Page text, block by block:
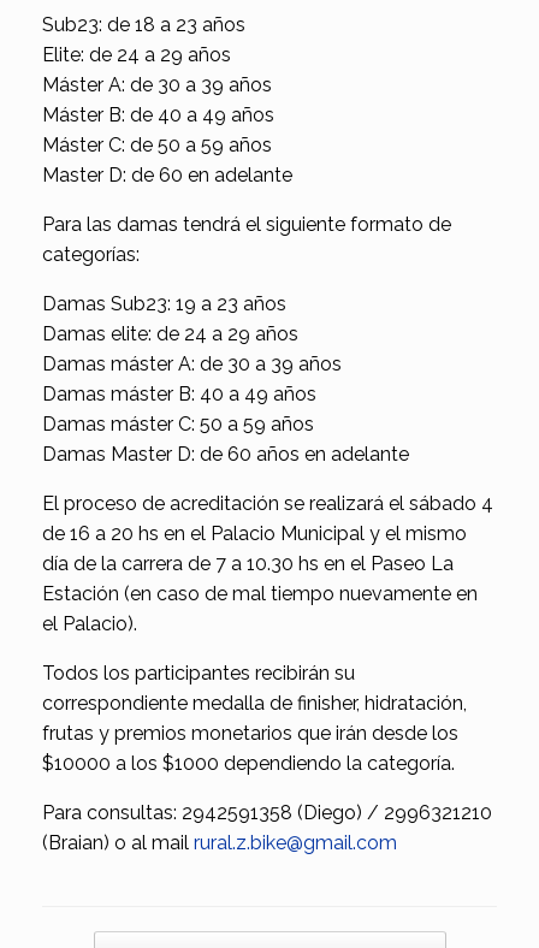
Sub23: de 18 a 23 años
Elite: de 24 a 29 años
Máster A: de 30 a 39 años
Máster B: de 40 a 49 años
Máster C: de 50 a 59 años
Master D: de 60 en adelante
Para las damas tendrá el siguiente formato de
categorías:
Damas Sub23: 19 a 23 años
Damas elite: de 24 a 29 años
Damas máster A: de 30 a 39 años
Damas máster B: 40 a 49 años
Damas máster C: 50 a 59 años
Damas Master D: de 60 años en adelante
El proceso de acreditación se realizará el sábado 4
de 16 a 20 hs en el Palacio Municipal y el mismo
día de la carrera de 7 a 10.30 hs en el Paseo La
Estación (en caso de mal tiempo nuevamente en
el Palacio).
Todos los participantes recibirán su
correspondiente medalla de finisher, hidratación,
frutas y premios monetarios que irán desde los
$10000 a los $1000 dependiendo la categoría.
Para consultas: 2942591358 (Diego) / 2996321210
(Braian) o al mail rural.z.bike@gmail.com